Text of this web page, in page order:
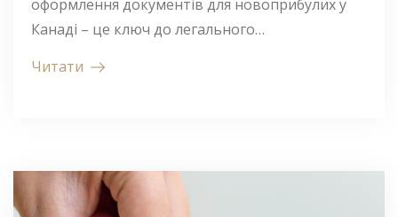
оформлення документів для новоприбулих у
Канаді – це ключ до легального…
Читати